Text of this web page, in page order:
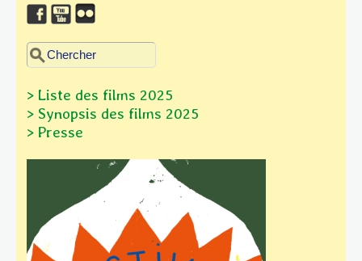
Formulaire de recherche
Chercher dans ce site
> Liste des films 2025
> Synopsis des films 2025
> Presse